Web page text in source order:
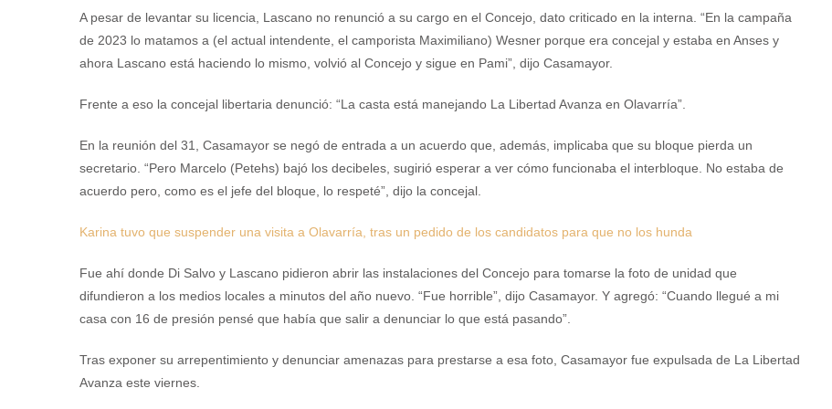
A pesar de levantar su licencia, Lascano no renunció a su cargo en el Concejo, dato criticado en la interna. “En la campaña
de 2023 lo matamos a (el actual intendente, el camporista Maximiliano) Wesner porque era concejal y estaba en Anses y
ahora Lascano está haciendo lo mismo, volvió al Concejo y sigue en Pami”, dijo Casamayor.
Frente a eso la concejal libertaria denunció: “La casta está manejando La Libertad Avanza en Olavarría”.
En la reunión del 31, Casamayor se negó de entrada a un acuerdo que, además, implicaba que su bloque pierda un
secretario. “Pero Marcelo (Petehs) bajó los decibeles, sugirió esperar a ver cómo funcionaba el interbloque. No estaba de
acuerdo pero, como es el jefe del bloque, lo respeté”, dijo la concejal.
Karina tuvo que suspender una visita a Olavarría, tras un pedido de los candidatos para que no los hunda
Fue ahí donde Di Salvo y Lascano pidieron abrir las instalaciones del Concejo para tomarse la foto de unidad que
difundieron a los medios locales a minutos del año nuevo. “Fue horrible”, dijo Casamayor. Y agregó: “Cuando llegué a mi
casa con 16 de presión pensé que había que salir a denunciar lo que está pasando”.
Tras exponer su arrepentimiento y denunciar amenazas para prestarse a esa foto, Casamayor fue expulsada de La Libertad
Avanza este viernes.